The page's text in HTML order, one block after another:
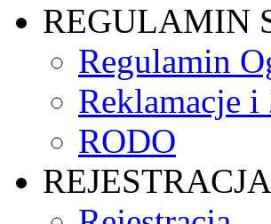
REGULAMIN
Regulamin
Reklamacje
RODO